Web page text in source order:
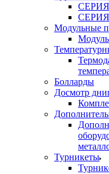
Модульные
Болларды
Досмотр
Турникеты